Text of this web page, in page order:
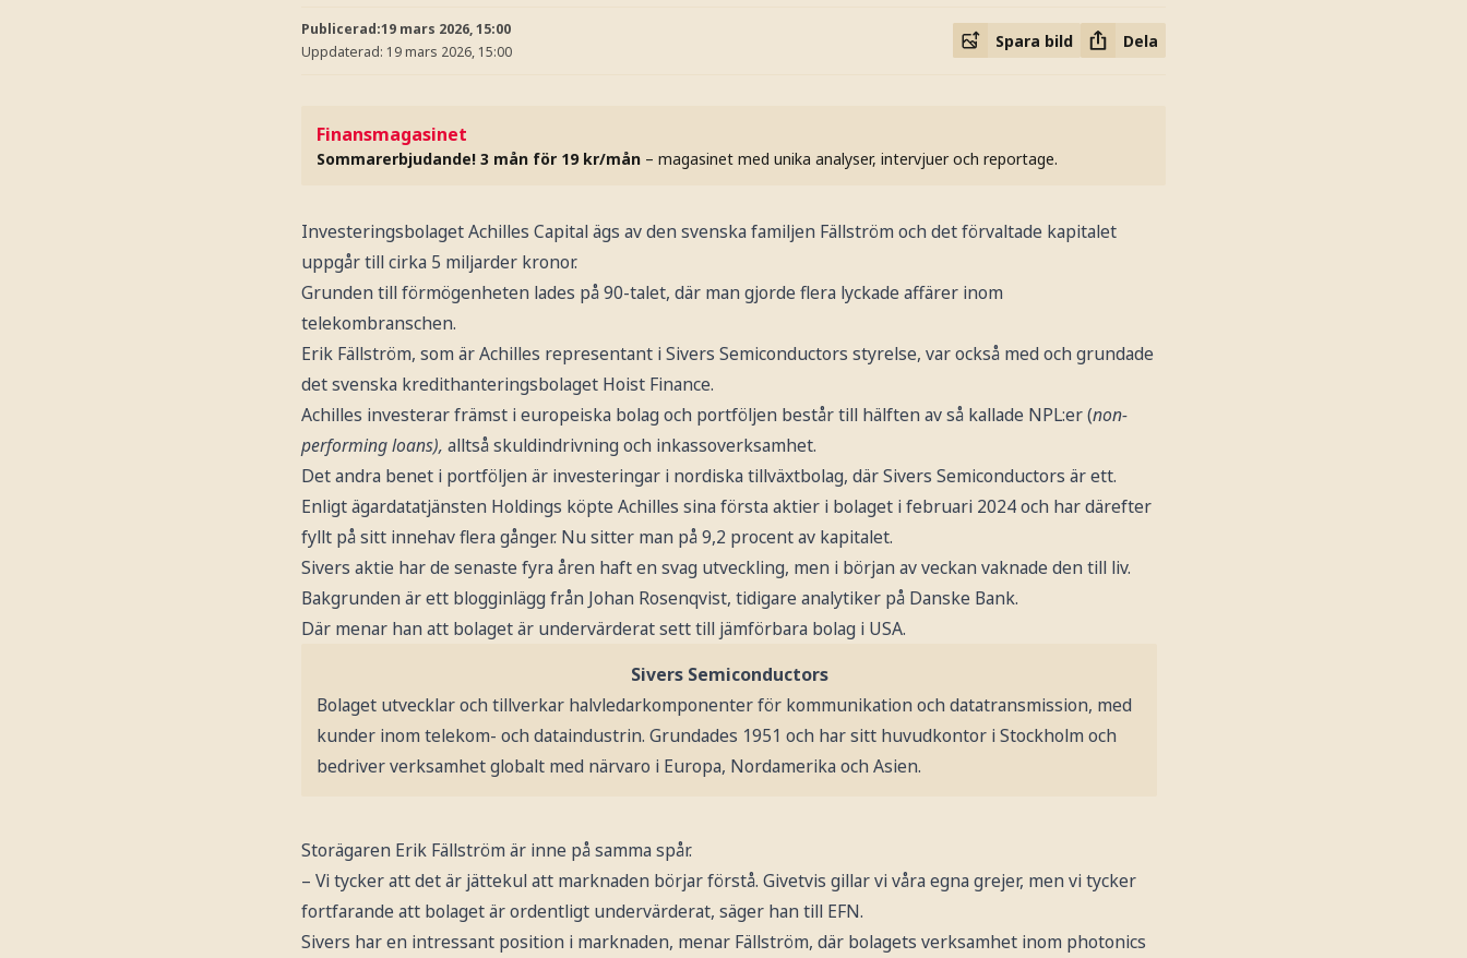
Publicerad:19 mars 2026, 15:00
Uppdaterad: 19 mars 2026, 15:00
Spara bild Dela
Finansmagasinet
Sommarerbjudande! 3 mån för 19 kr/mån – magasinet med unika analyser, intervjuer och reportage.
Investeringsbolaget Achilles Capital ägs av den svenska familjen Fällström och det förvaltade kapitalet
uppgår till cirka 5 miljarder kronor.
Grunden till förmögenheten lades på 90-talet, där man gjorde flera lyckade affärer inom
telekombranschen.
Erik Fällström, som är Achilles representant i Sivers Semiconductors styrelse, var också med och grundade
det svenska kredithanteringsbolaget Hoist Finance.
Achilles investerar främst i europeiska bolag och portföljen består till hälften av så kallade NPL:er (non-
performing loans), alltså skuldindrivning och inkassoverksamhet.
Det andra benet i portföljen är investeringar i nordiska tillväxtbolag, där Sivers Semiconductors är ett.
Enligt ägardatatjänsten Holdings köpte Achilles sina första aktier i bolaget i februari 2024 och har därefter
fyllt på sitt innehav flera gånger. Nu sitter man på 9,2 procent av kapitalet.
Sivers aktie har de senaste fyra åren haft en svag utveckling, men i början av veckan vaknade den till liv.
Bakgrunden är ett blogginlägg från Johan Rosenqvist, tidigare analytiker på Danske Bank.
Där menar han att bolaget är undervärderat sett till jämförbara bolag i USA.
Sivers Semiconductors
Bolaget utvecklar och tillverkar halvledarkomponenter för kommunikation och datatransmission, med
kunder inom telekom- och dataindustrin. Grundades 1951 och har sitt huvudkontor i Stockholm och
bedriver verksamhet globalt med närvaro i Europa, Nordamerika och Asien.
Storägaren Erik Fällström är inne på samma spår.
– Vi tycker att det är jättekul att marknaden börjar förstå. Givetvis gillar vi våra egna grejer, men vi tycker
fortfarande att bolaget är ordentligt undervärderat, säger han till EFN.
Sivers har en intressant position i marknaden, menar Fällström, där bolagets verksamhet inom photonics